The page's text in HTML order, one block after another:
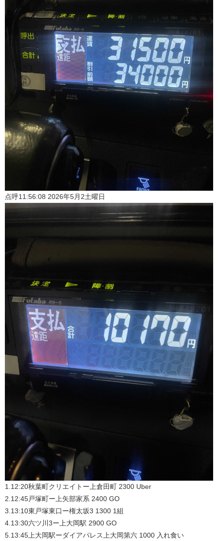
点呼11:56:08 2026年5月2土曜日
1.12:20秋葉町クリエイトー上倉田町 2300 Uber
2.12:45戸塚町ー上矢部家系 2400 GO
3.13:10東戸塚東口ー権太坂3 1300 1組
4.13:30六ツ川3ー上大岡駅 2900 GO
5.13:45上大岡駅ーダイアパレス上大岡第六 1000 入れ食い